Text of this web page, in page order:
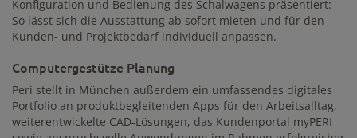
Konfiguration und Bedienung des Schalwagens präsentiert:
So lässt sich die Ausstattung ab sofort mieten und für den
Kunden- und Projektbedarf individuell anpassen.
Computergestütze Planung
Peri stellt in München außerdem ein umfassendes digitales
Portfolio an produktbegleitenden Apps für den Arbeitsalltag,
weiterentwickelte CAD-Lösungen, das Kundenportal myPERI